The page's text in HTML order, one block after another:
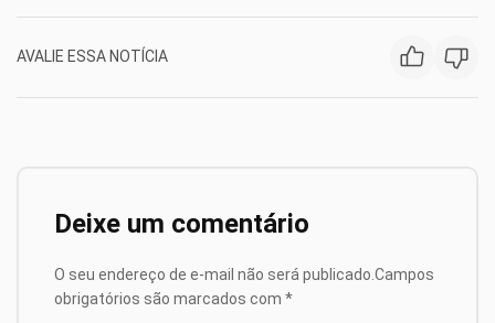
AVALIE ESSA NOTÍCIA
Deixe um comentário
O seu endereço de e-mail não será publicado. Campos
obrigatórios são marcados com *